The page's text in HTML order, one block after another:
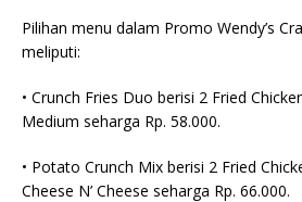
Pilihan menu dalam Promo Wendy’s
meliputi:
• Crunch Fries Duo berisi 2 Fried
Medium seharga Rp. 58.000.
• Potato Crunch Mix berisi 2 Fried
Cheese N’ Cheese seharga Rp. 66.000.